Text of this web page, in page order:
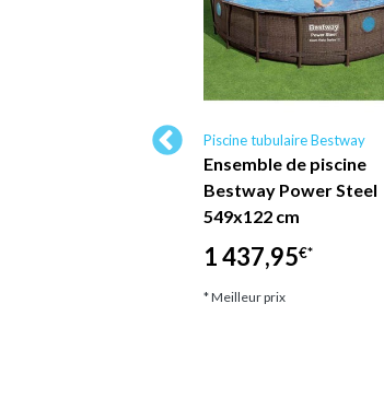
Piscine tubulaire Bestway
Ensemble de piscine
Bestway Power Steel
549x122 cm
1 437,95€*
* Meilleur prix